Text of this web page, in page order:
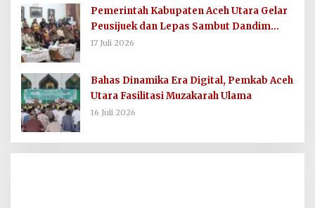
Pemerintah Kabupaten Aceh Utara Gelar
Peusijuek dan Lepas Sambut Dandim
0103/AUT
17 Juli 2026
Bahas Dinamika Era Digital, Pemkab Aceh
Utara Fasilitasi Muzakarah Ulama
16 Juli 2026